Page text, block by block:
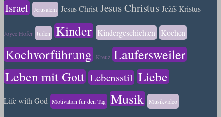
Israel
Jerusalem Jesus Christ Jesus Christus Ježíš Kristus
Joyce Hofer Juden Kinder Kindergeschichten Kochen
Kochvorführung Kreuz Laufersweiler
Leben mit Gott Lebensstil Liebe
Life with God Motivation für den Tag Musik Musikvideo